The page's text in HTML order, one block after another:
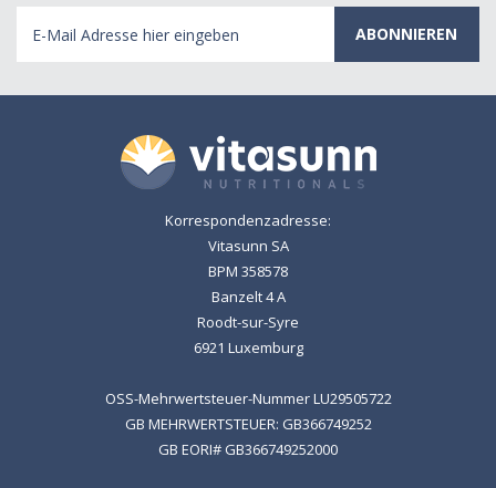
Mail
Adresse
Korrespondenzadresse:
Vitasunn SA
BPM 358578
Banzelt 4 A
Roodt-sur-Syre
6921 Luxemburg
OSS-Mehrwertsteuer-Nummer LU29505722
GB MEHRWERTSTEUER: GB366749252
GB EORI# GB366749252000